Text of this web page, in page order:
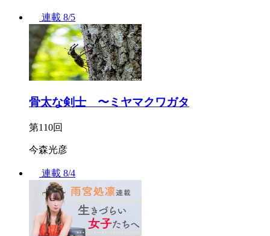
連載 8/5
骨太な剣士 〜ミヤマクワガタ
第110回
今森光彦
連載 8/4